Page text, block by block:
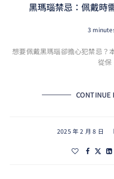
黑瑪瑙禁忌：佩戴時
3
想要佩戴黑瑪瑙卻擔心犯禁忌？
從
CONTINUE
2025 年 2 月 8 日